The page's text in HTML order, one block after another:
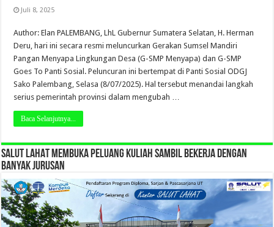
Juli 8, 2025
Author: Elan PALEMBANG, LhL Gubernur Sumatera Selatan, H. Herman
Deru, hari ini secara resmi meluncurkan Gerakan Sumsel Mandiri
Pangan Menyapa Lingkungan Desa (G-SMP Menyapa) dan G-SMP
Goes To Panti Sosial. Peluncuran ini bertempat di Panti Sosial ODGJ
Sako Palembang, Selasa (8/07/2025). Hal tersebut menandai langkah
serius pemerintah provinsi dalam mengubah …
Baca Selanjutnya...
SALUT LAHAT MEMBUKA PELUANG KULIAH SAMBIL BEKERJA DENGAN
BANYAK JURUSAN